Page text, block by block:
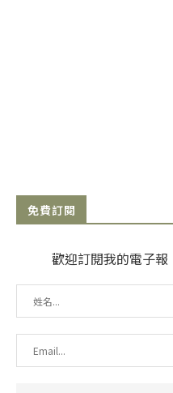
免費訂閱
歡迎訂閱我的電子報